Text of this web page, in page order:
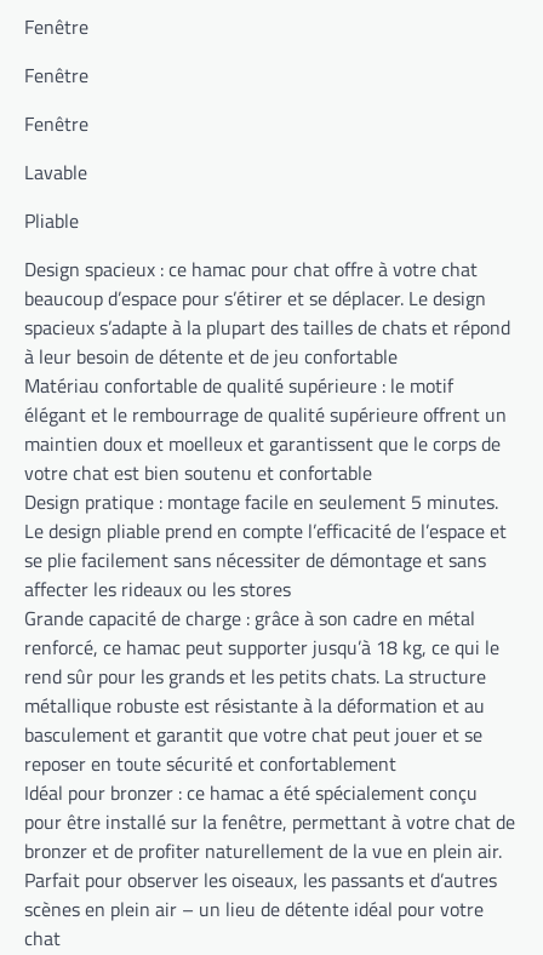
Fenêtre
Fenêtre
Fenêtre
Lavable
Pliable
Design spacieux : ce hamac pour chat offre à votre chat
beaucoup d’espace pour s’étirer et se déplacer. Le design
spacieux s’adapte à la plupart des tailles de chats et répond
à leur besoin de détente et de jeu confortable
Matériau confortable de qualité supérieure : le motif
élégant et le rembourrage de qualité supérieure offrent un
maintien doux et moelleux et garantissent que le corps de
votre chat est bien soutenu et confortable
Design pratique : montage facile en seulement 5 minutes.
Le design pliable prend en compte l’efficacité de l’espace et
se plie facilement sans nécessiter de démontage et sans
affecter les rideaux ou les stores
Grande capacité de charge : grâce à son cadre en métal
renforcé, ce hamac peut supporter jusqu’à 18 kg, ce qui le
rend sûr pour les grands et les petits chats. La structure
métallique robuste est résistante à la déformation et au
basculement et garantit que votre chat peut jouer et se
reposer en toute sécurité et confortablement
Idéal pour bronzer : ce hamac a été spécialement conçu
pour être installé sur la fenêtre, permettant à votre chat de
bronzer et de profiter naturellement de la vue en plein air.
Parfait pour observer les oiseaux, les passants et d’autres
scènes en plein air – un lieu de détente idéal pour votre
chat